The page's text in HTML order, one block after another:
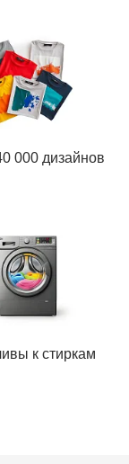
000 дизайнов
к стиркам